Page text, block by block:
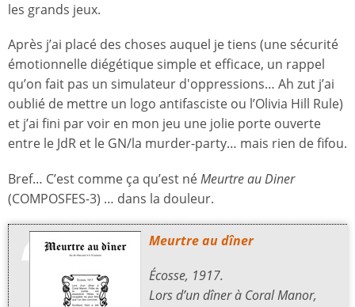
les grands jeux.
Après j’ai placé des choses auquel je tiens (une sécurité
émotionnelle diégétique simple et efficace, un rappel
qu’on fait pas un simulateur d'oppressions… Ah zut j’ai
oublié de mettre un logo antifasciste ou l’Olivia Hill Rule)
et j’ai fini par voir en mon jeu une jolie porte ouverte
entre le JdR et le GN/la murder-party… mais rien de fifou.
Bref… C’est comme ça qu’est néMeurtre au Diner
(COMPOSFES-3) … dans la douleur.
Meurtre au dîner
Écosse, 1917.
Lors d’un dîner à Coral Manor,